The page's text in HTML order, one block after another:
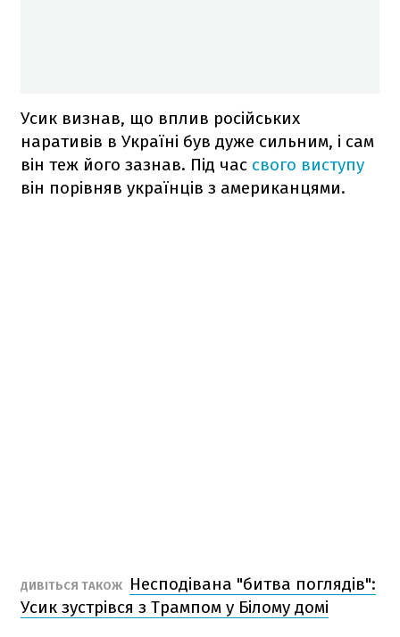
Усик визнав, що вплив російських
наративів в Україні був дуже сильним, і сам
він теж його зазнав. Під час свого виступу
він порівняв українців з американцями.
ДИВІТЬСЯ ТАКОЖ
Несподівана "битва поглядів":
Усик зустрівся з Трампом у Білому домі